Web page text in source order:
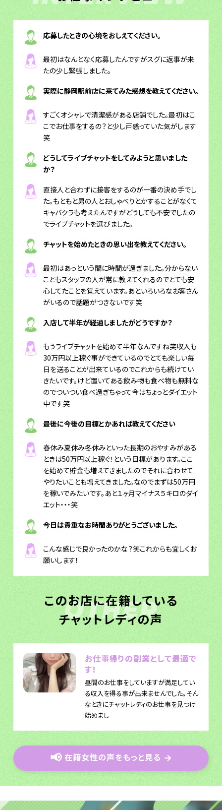
応募したときの心境をおしえてください。
最初はなんとなく応募したんですがスグに返事が来
たの少し緊張しました。
実際に静岡駅前店に来てみた感想を教えてください。
すごくオシャレで清潔感がある店舗でした。最初はこ
こでお仕事をするの？と少し戸惑っていた気がします
笑
どうしてライブチャットをしてみようと思いました
か？
直接人と合わずに接客をするのが一番の決め手でし
た。もともと男の人とおしゃべりとかすることがなくて
キャバクラも考えたんですがどうしても不安でしたの
でライブチャットを選びました。
チャットを始めたときの思い出を教えてください。
最初はあっという間に時間が過ぎました。分からない
こともスタッフの人が常に教えてくれるのでとても安
心してたことを覚えています。あといろいろなお客さん
がいるので話題がつきないです笑
入店して半年が経過しましたがどうですか？
もうライブチャットを始めて半年なんですね笑収入も
30万円以上稼ぐ事ができているのでとても楽しい毎
日を送ることが出来ているのでこれからも続けてい
きたいです。けど置いてある飲み物も食べ物も無料な
のでついつい食べ過ぎちゃって今はちょっとダイエット
中です笑
最後に今後の目標とかあれば教えてください
春休み夏休み冬休みといった長期のおやすみがある
ときは50万円以上稼ぐ！という目標があります。ここ
を始めて貯金も増えてきましたのでそれに合わせて
やりたいことも増えてきました。なのでまずは50万円
を稼いでみたいです。あと１ヶ月マイナス５キロのダイ
エット・・・笑
今日は貴重なお時間ありがとうございました。
こんな感じで良かったのかな？笑これからも宜しくお
願いします！
このお店に在籍している
チャットレディの声
OTHER
お仕事帰りの副業として最適で
す！
昼間のお仕事をしていますが満足してい
る収入を得る事が出来ませんでした。そん
なときにチャットレディのお仕事を見つけ
始めまし
📢 在籍女性の声をもっと見る →